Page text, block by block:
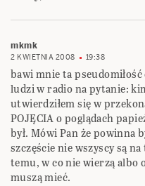
mkmk
2 KWIETNIA 2008 19:38
bawi mnie ta
ludzi w radio na pytanie:
utwierdziłem się w
POJĘCIA o poglądach
był. Mówi Pan że powinna
szczęście nie wszyscy są
temu, w co nie wierzą albo
muszą mieć.